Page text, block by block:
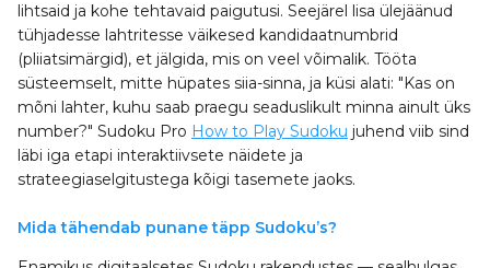
lihtsaid ja kohe tehtavaid paigutusi. Seejärel lisa ülejäänud
tühjadesse lahtritesse väikesed kandidaatnumbrid
(pliiatsimärgid), et jälgida, mis on veel võimalik. Tööta
süsteemselt, mitte hüpates siia-sinna, ja küsi alati: "Kas on
mõni lahter, kuhu saab praegu seaduslikult minna ainult üks
number?" Sudoku Pro How to Play Sudoku juhend viib sind
läbi iga etapi interaktiivsete näidete ja
strateegiaselgitustega kõigi tasemete jaoks.
Mida tähendab punane täpp Sudoku’s?